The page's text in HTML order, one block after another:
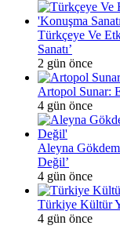
Türkçeye Ve
Sanatı’
2 gün önce
Artopol Sunar:
4 gün önce
Aleyna
Değil’
4 gün önce
Türkiye Kültür
4 gün önce